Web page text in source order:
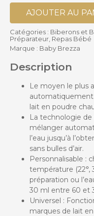
AJOUTER AU
Catégories : Biberons et
Préparateur Repas Bébé
Marque : Baby Brezza
Description
Le moyen le plus
lait en poudre
La technologie
mélanger
l’eau jusqu’à
sans bulles d’air.
Personnalisable :
température (22°,
préparation ou
30 ml entre 60 et
Universel :
marques de lait